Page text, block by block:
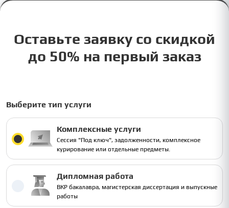
Оставьте заявку со скидкой
до 50% на первый заказ
Выберите тип услуги
Комплексные услуги
Сессия "Под ключ", задолженности, комплексное
курирование или отдельные предметы.
Дипломная работа
ВКР бакалавра, магистерская диссертация и выпускные
работы